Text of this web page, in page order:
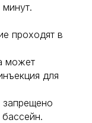
проходят в
может
для
запрещено